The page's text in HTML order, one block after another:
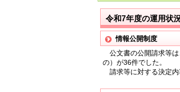
令和7年度の運用状
情報公開制度
公文書の公開請求等は
の）が36件でした。
請求等に対する決定内